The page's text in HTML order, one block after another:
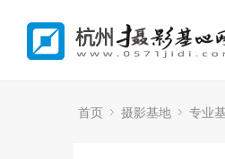
首页 摄影基地 专业